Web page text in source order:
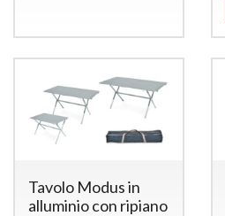
Tavolo Modus in
alluminio con ripiano